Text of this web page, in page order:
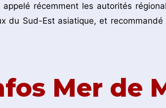
appelé récemment les autorités
du Sud-Est asiatique, et
Mer de